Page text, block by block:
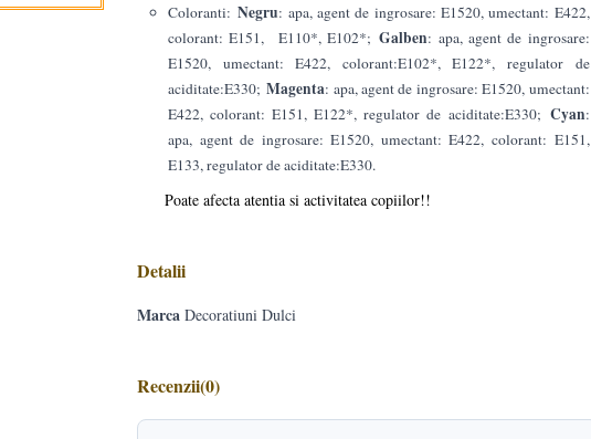
Coloranti:Negru: apa, agent de ingrosare: E1520, umectant: E422,
colorant: E151, E110*, E102*;Galben: apa, agent de ingrosare:
E1520, umectant: E422, colorant:E102*, E122*, regulator de
aciditate:E330;Magenta: apa, agent de ingrosare: E1520, umectant:
E422, colorant: E151, E122*, regulator de aciditate:E330; Cyan:
apa, agent de ingrosare: E1520, umectant: E422, colorant: E151,
E133, regulator de aciditate:E330.
Poate afecta atentia si activitatea copiilor!!
Detalii
Marca Decoratiuni Dulci
Recenzii(0)